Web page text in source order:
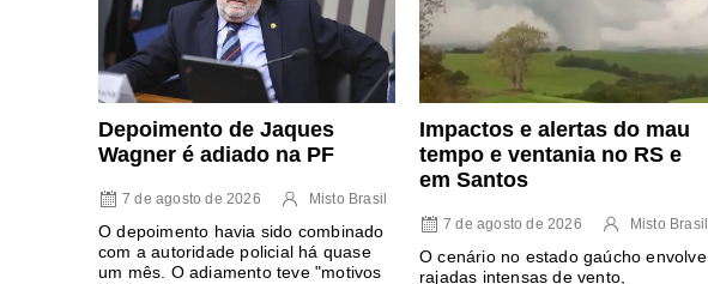
Depoimento de Jaques
Wagner é adiado na PF
7 de agosto de 2026 Misto Brasil
O depoimento havia sido combinado
com a autoridade policial há quase
um mês. O adiamento teve "motivos
Impactos e alertas do mau
tempo e ventania no RS e
em Santos
7 de agosto de 2026 Misto Brasil
O cenário no estado gaúcho envolve
rajadas intensas de vento,